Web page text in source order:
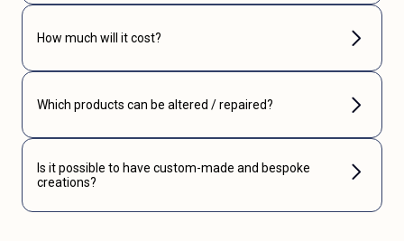
How much will it cost?
Which products can be altered / repaired?
Is it possible to have custom-made and bespoke
creations?